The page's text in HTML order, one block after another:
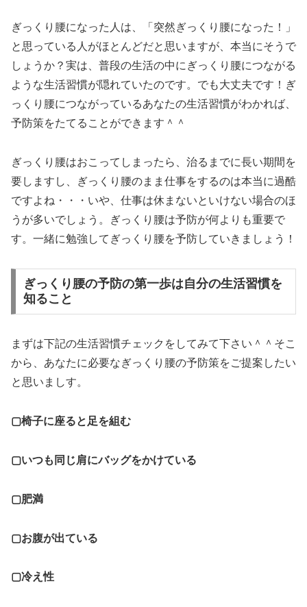
ぎっくり腰になった人は、「突然ぎっくり腰になった！」
と思っている人がほとんどだと思いますが、本当にそうで
しょうか？実は、普段の生活の中にぎっくり腰につながる
ような生活習慣が隠れていたのです。でも大丈夫です！ぎ
っくり腰につながっているあなたの生活習慣がわかれば、
予防策をたてることができます＾＾
ぎっくり腰はおこってしまったら、治るまでに長い期間を
要しますし、ぎっくり腰のまま仕事をするのは本当に過酷
ですよね・・・いや、仕事は休まないといけない場合のほ
うが多いでしょう。ぎっくり腰は予防が何よりも重要で
す。一緒に勉強してぎっくり腰を予防していきましょう！
ぎっくり腰の予防の第一歩は自分の生活習慣を
知ること
まずは下記の生活習慣チェックをしてみて下さい＾＾そこ
から、あなたに必要なぎっくり腰の予防策をご提案したい
と思いましす。
▢椅子に座ると足を組む
▢いつも同じ肩にバッグをかけている
▢肥満
▢お腹が出ている
▢冷え性